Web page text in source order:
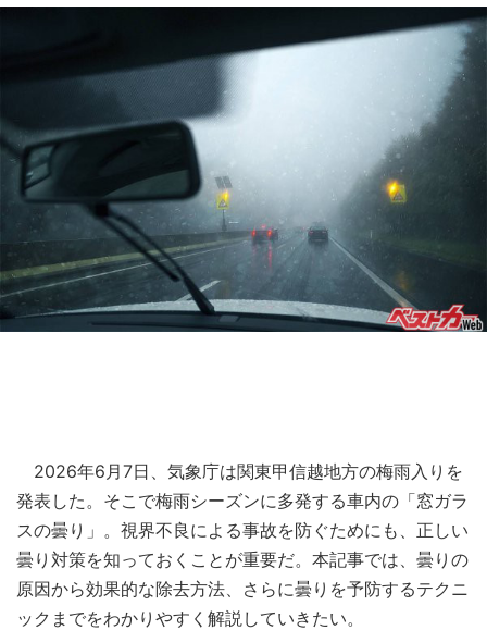
2026年6月7日、気象庁は関東甲信越地方の梅雨入りを
発表した。そこで梅雨シーズンに多発する車内の「窓ガラ
スの曇り」。視界不良による事故を防ぐためにも、正しい
曇り対策を知っておくことが重要だ。本記事では、曇りの
原因から効果的な除去方法、さらに曇りを予防するテクニ
ックまでをわかりやすく解説していきたい。